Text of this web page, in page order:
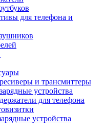
для телефона и
и трансмиттеры
устройства
для телефона
устройства